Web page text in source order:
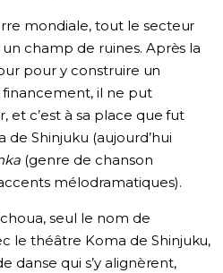
mondiale, tout le secteur
champ de ruines. Après la
pour y construire un
il ne put
et c’est à sa place que fut
Shinjuku (aujourd’hui
(genre de chanson
mélodramatiques).
seul le nom de
le théâtre Koma de Shinjuku,
danse qui s’y alignèrent,